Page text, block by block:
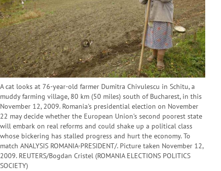
A cat looks at 76-year-old farmer Dumitra Chivulescu in Schitu, a
muddy farming village, 80 km (50 miles) south of Bucharest, in this
November 12, 2009. Romania's presidential election on November
22 may decide whether the European Union's second poorest state
will embark on real reforms and could shake up a political class
whose bickering has stalled progress and hurt the economy. To
match ANALYSIS ROMANIA-PRESIDENT/. Picture taken November 12,
2009. REUTERS/Bogdan Cristel (ROMANIA ELECTIONS POLITICS
SOCIETY)